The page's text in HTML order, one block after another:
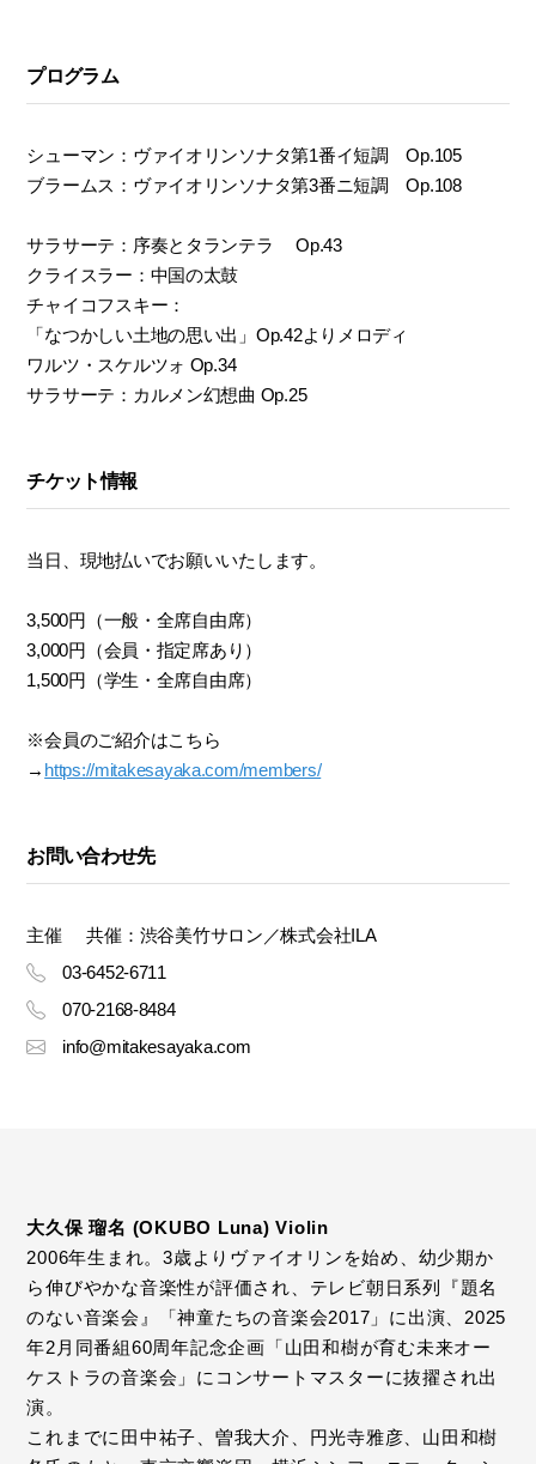
プログラム
シューマン：ヴァイオリンソナタ第1番イ短調 Op.105
ブラームス：ヴァイオリンソナタ第3番ニ短調 Op.108
サラサーテ：序奏とタランテラ Op.43
クライスラー：中国の太鼓
チャイコフスキー：
「なつかしい土地の思い出」Op.42よりメロディ
ワルツ・スケルツォ Op.34
サラサーテ：カルメン幻想曲 Op.25
チケット情報
当日、現地払いでお願いいたします。
3,500円（一般・全席自由席）
3,000円（会員・指定席あり）
1,500円（学生・全席自由席）
※会員のご紹介はこちら
→ https://mitakesayaka.com/members/
お問い合わせ先
主催
共催：渋谷美竹サロン／株式会社ILA
03-6452-6711
070-2168-8484
info@mitakesayaka.com
大久保 瑠名 (OKUBO Luna) Violin
2006年生まれ。3歳よりヴァイオリンを始め、幼少期か
ら伸びやかな音楽性が評価され、テレビ朝日系列『題名
のない音楽会』「神童たちの音楽会2017」に出演、2025
年2月同番組60周年記念企画「山田和樹が育む未来オー
ケストラの音楽会」にコンサートマスターに抜擢され出
演。
これまでに田中祐子、曽我大介、円光寺雅彦、山田和樹